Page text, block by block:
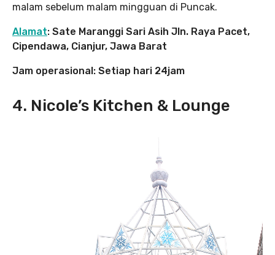
malam sebelum malam mingguan di Puncak.
Alamat: Sate Maranggi Sari Asih Jln. Raya Pacet,
Cipendawa, Cianjur, Jawa Barat
Jam operasional: Setiap hari 24jam
4. Nicole’s Kitchen & Lounge